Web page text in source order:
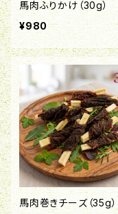
馬肉ふりかけ（30g）
¥980
馬肉巻きチーズ（35g）